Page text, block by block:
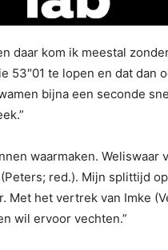
daar kom ik meestal
te lopen en dat dan
bijna een seconde
waarmaken.
red.). Mijn splittijd
het vertrek van Imke
wil ervoor vechten.”